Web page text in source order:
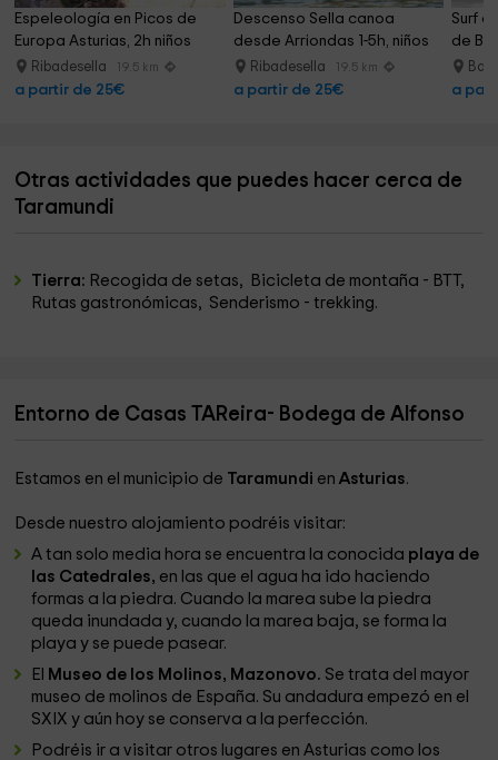
Espeleología en Picos de
Europa Asturias, 2h niños
Ribadesella 19.5 km
a partir de 25€
Descenso Sella canoa
desde Arriondas 1-5h, niños
Ribadesella 19.5 km
a partir de 25€
Surf
de
a
Otras actividades que puedes hacer cerca de
Taramundi
Tierra: Recogida de setas, Bicicleta de montaña - BTT,
Rutas gastronómicas, Senderismo - trekking.
Entorno de Casas TAReira- Bodega de Alfonso
Estamos en el municipio de Taramundi enAsturias.
Desde nuestro alojamiento podréis visitar:
A tan solo media hora se encuentra la conocida playa de
las Catedrales, en las que el agua ha ido haciendo
formas a la piedra. Cuando la marea sube la piedra
queda inundada y, cuando la marea baja, se forma la
playa y se puede pasear.
El
Museo de los Molinos, Mazonovo. Se trata del mayor
museo de molinos de España. Su andadura empezó en el
SXIX y aún hoy se conserva a la perfección.
Podréis ir a visitar otros lugares en Asturias como los